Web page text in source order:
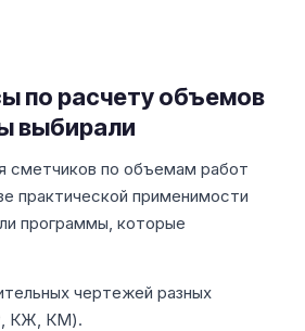
по расчету объемов
выбирали
сметчиков по объемам работ
практической применимости
программы, которые
чертежей разных
КЖ, КМ).